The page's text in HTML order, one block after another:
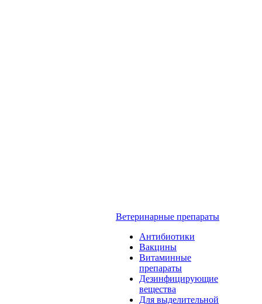
Ветеринарные препараты
Антибиотики
Вакцины
Витаминные
препараты
Дезинфицирующие
вещества
Для выделительной